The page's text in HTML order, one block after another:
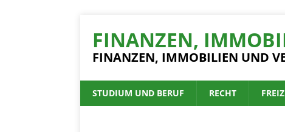
FINANZEN,
FINANZEN, IMMOBILIEN UND
STUDIUM UND BERUF RECHT